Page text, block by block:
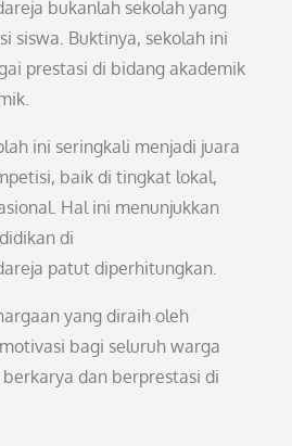
bukanlah sekolah yang
siswa. Buktinya, sekolah ini
prestasi di bidang akademik
ini seringkali menjadi juara
baik di tingkat lokal,
Hal ini menunjukkan
di
patut diperhitungkan.
yang diraih oleh
bagi seluruh warga
dan berprestasi di